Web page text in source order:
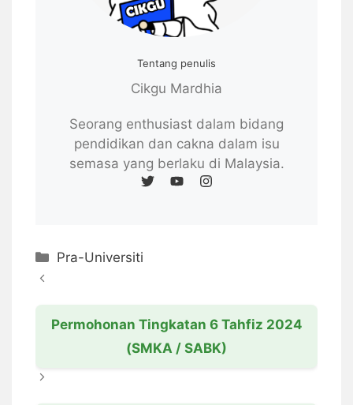
Tentang penulis
Cikgu Mardhia
Seorang enthusiast dalam bidang
pendidikan dan cakna dalam isu
semasa yang berlaku di Malaysia.
Categories
Pra-Universiti
Permohonan Tingkatan 6 Tahfiz 2024
(SMKA / SABK)